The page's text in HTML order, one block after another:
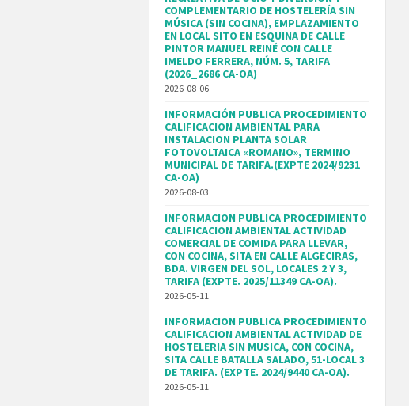
COMPLEMENTARIO DE HOSTELERÍA SIN
MÚSICA (SIN COCINA), EMPLAZAMIENTO
EN LOCAL SITO EN ESQUINA DE CALLE
PINTOR MANUEL REINÉ CON CALLE
IMELDO FERRERA, NÚM. 5, TARIFA
(2026_2686 CA-OA)
2026-08-06
INFORMACIÓN PUBLICA PROCEDIMIENTO
CALIFICACION AMBIENTAL PARA
INSTALACION PLANTA SOLAR
FOTOVOLTAICA «ROMANO», TERMINO
MUNICIPAL DE TARIFA.(EXPTE 2024/9231
CA-OA)
2026-08-03
INFORMACION PUBLICA PROCEDIMIENTO
CALIFICACION AMBIENTAL ACTIVIDAD
COMERCIAL DE COMIDA PARA LLEVAR,
CON COCINA, SITA EN CALLE ALGECIRAS,
BDA. VIRGEN DEL SOL, LOCALES 2 Y 3,
TARIFA (EXPTE. 2025/11349 CA-OA).
2026-05-11
INFORMACION PUBLICA PROCEDIMIENTO
CALIFICACION AMBIENTAL ACTIVIDAD DE
HOSTELERIA SIN MUSICA, CON COCINA,
SITA CALLE BATALLA SALADO, 51-LOCAL 3
DE TARIFA. (EXPTE. 2024/9440 CA-OA).
2026-05-11